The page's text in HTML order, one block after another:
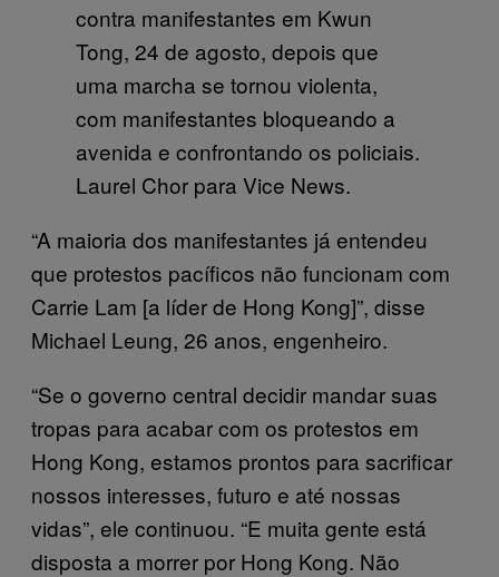
contra manifestantes em Kwun
Tong, 24 de agosto, depois que
uma marcha se tornou violenta,
com manifestantes bloqueando a
avenida e confrontando os policiais.
Laurel Chor para Vice News.
“A maioria dos manifestantes já entendeu
que protestos pacíficos não funcionam com
Carrie Lam [a líder de Hong Kong]”, disse
Michael Leung, 26 anos, engenheiro.
“Se o governo central decidir mandar suas
tropas para acabar com os protestos em
Hong Kong, estamos prontos para sacrificar
nossos interesses, futuro e até nossas
vidas”, ele continuou. “E muita gente está
disposta a morrer por Hong Kong. Não